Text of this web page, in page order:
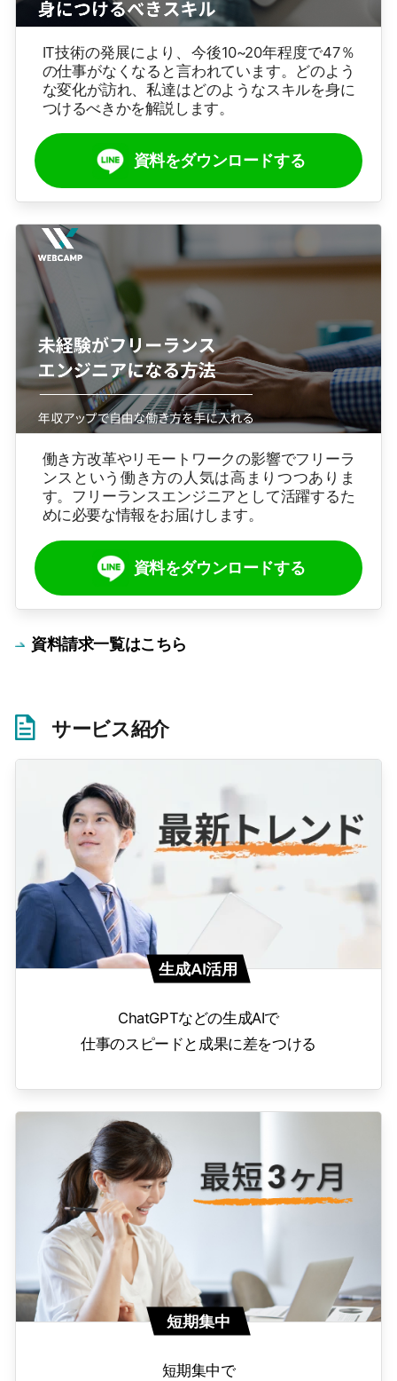
IT技術の発展により、今後10~20年程度で47％
の仕事がなくなると言われています。どのよう
な変化が訪れ、私達はどのようなスキルを身に
つけるべきかを解説します。
資料をダウンロードする
働き方改革やリモートワークの影響でフリーラ
ンスという働き方の人気は高まりつつありま
す。フリーランスエンジニアとして活躍するた
めに必要な情報をお届けします。
資料をダウンロードする
資料請求一覧はこちら
サービス紹介
生成AI活用
ChatGPTなどの生成AIで
仕事のスピードと成果に差をつける
短期集中
短期集中で